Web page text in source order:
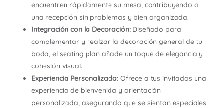
encuentren rápidamente su mesa, contribuyendo a
una recepción sin problemas y bien organizada.
Integración con la Decoración:Diseñado para
complementar y realzar la decoración general de tu
boda, el seating plan añade un toque de elegancia y
cohesión visual.
Experiencia Personalizada:Ofrece a tus invitados una
experiencia de bienvenida y orientación
personalizada, asegurando que se sientan especiales